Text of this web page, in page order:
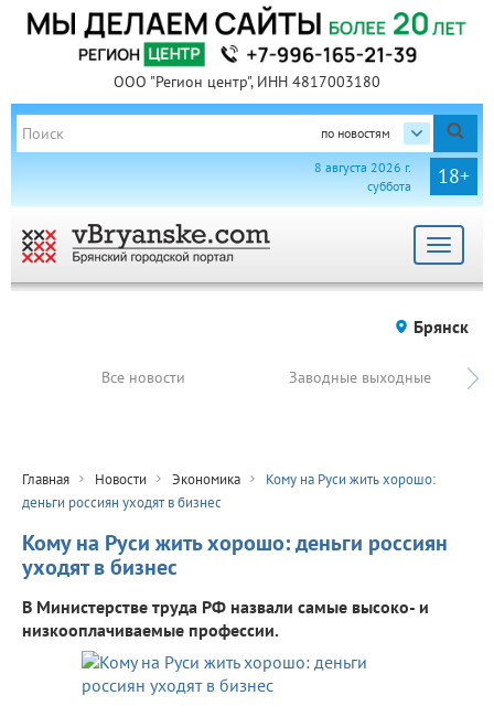
ООО "Регион центр", ИНН 4817003180
по новостям
18+
8 августа 2026 г.
суббота
Toggle
Брянск
Все новости Заводные выходные
Главная Новости Экономика
Кому на Руси жить хорошо:
деньги россиян уходят в бизнес
Кому на Руси жить хорошо: деньги россиян
уходят в бизнес
В Министерстве труда РФ назвали самые высоко- и
низкооплачиваемые профессии.